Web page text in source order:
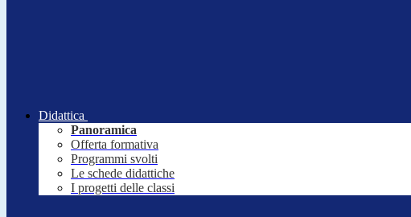
Didattica
Panoramica
Offerta formativa
Programmi svolti
Le schede didattiche
I progetti delle classi